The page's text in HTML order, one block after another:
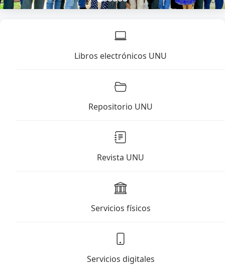
Libros electrónicos UNU
Repositorio UNU
Revista UNU
Servicios físicos
Servicios digitales